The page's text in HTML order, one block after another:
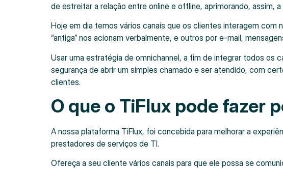
de estreitar a relação entre online e offline, aprimorando, assim,
Hoje em dia temos vários canais que os clientes interagem com
“antiga” nos acionam verbalmente, e outros por e-mail,
Usar uma estratégia de omnichannel, a fim de integrar todos os
segurança de abrir um simples chamado e ser atendido, com
clientes.
O que o TiFlux pode fazer
A nossa plataforma TiFlux, foi concebida para melhorar a
prestadores de serviços de TI.
Ofereça a seu cliente vários canais para que ele possa se